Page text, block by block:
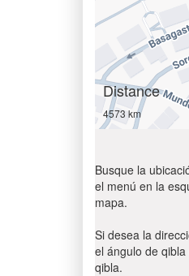
Distance
4573 km
Busque la
el menú en la
mapa.
Si desea la
el ángulo de
qibla.